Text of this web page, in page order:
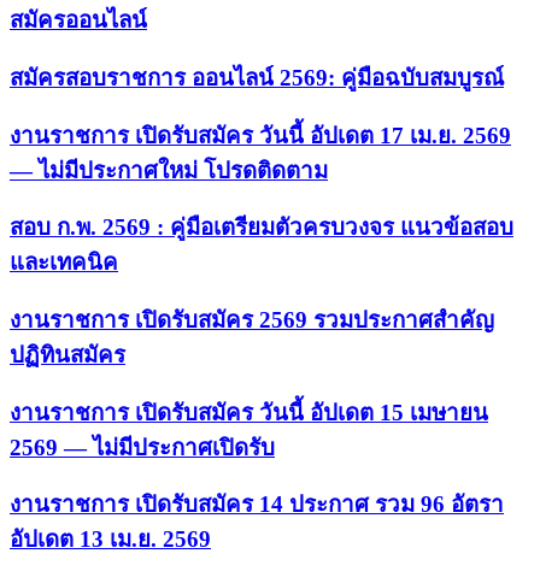
สมัครออนไลน์
สมัครสอบราชการ ออนไลน์ 2569: คู่มือฉบับสมบูรณ์
งานราชการ เปิดรับสมัคร วันนี้ อัปเดต 17 เม.ย. 2569
— ไม่มีประกาศใหม่ โปรดติดตาม
สอบ ก.พ. 2569 : คู่มือเตรียมตัวครบวงจร แนวข้อสอบ
และเทคนิค
งานราชการ เปิดรับสมัคร 2569 รวมประกาศสำคัญ
ปฏิทินสมัคร
งานราชการ เปิดรับสมัคร วันนี้ อัปเดต 15 เมษายน
2569 — ไม่มีประกาศเปิดรับ
งานราชการ เปิดรับสมัคร 14 ประกาศ รวม 96 อัตรา
อัปเดต 13 เม.ย. 2569